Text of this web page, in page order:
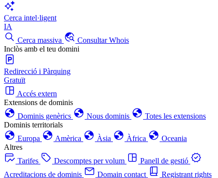
Cerca intel·ligent
IA
Cerca massiva
Consultar Whois
Inclòs amb el teu domini
Redirecció i Pàrquing
Gratuït
Accés extern
Extensions de dominis
Dominis genèrics
Nous dominis
Totes les extensions
Dominis territorials
Europa
Amèrica Àsia Àfrica
Oceania
Altres
Tarifes
Descomptes per volum
Panell de gestió
Acreditacions de dominis
Domain contact
Registrant rights